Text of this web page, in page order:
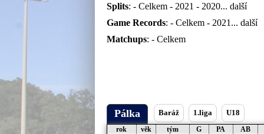
Splits: - Celkem- 2021 - 2020... další
Game Records: - Celkem- 2021 ... další
Matchups: - Celkem
Pálka Baráž 1.liga
U18
rok
věk tým G PA AB